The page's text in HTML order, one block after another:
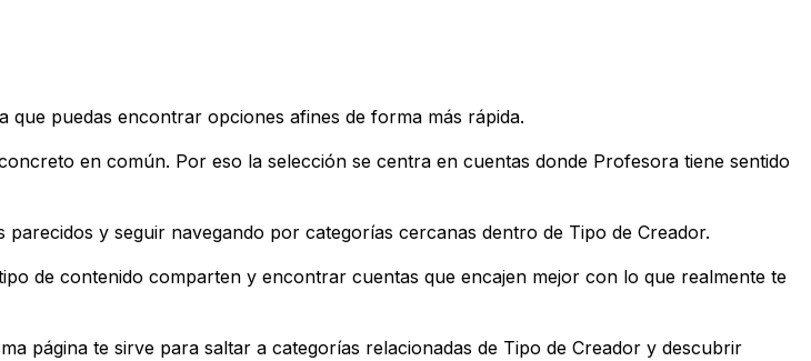
puedas encontrar opciones afines de forma más rápida.
en común. Por eso la selección se centra en cuentas donde Profesora tiene sentido
y seguir navegando por categorías cercanas dentro de Tipo de Creador.
de contenido comparten y encontrar cuentas que encajen mejor con lo que realmente te
página te sirve para saltar a categorías relacionadas de Tipo de Creador y descubrir